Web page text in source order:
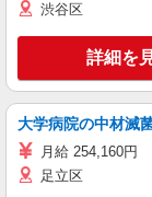
渋谷区
詳細を
大学病院の中材滅
月給 254,160円
足立区